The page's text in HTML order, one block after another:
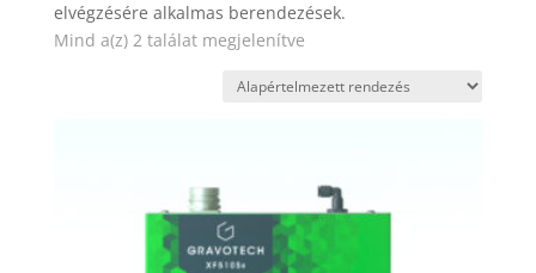
elvégzésére alkalmas berendezések.
Mind a(z) 2 találat megjelenítve